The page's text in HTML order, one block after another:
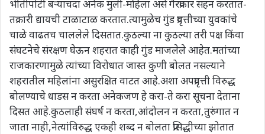
भीतीपोटी बऱ्याचदा अनेक मुली-महिला असे गैरप्रकार सहन करतात-
तक्रारी द्यायची टाळाटाळ करतात.त्यामुळेच गुंड प्रवृत्तीच्या युवकांचे
चाळे वाढतच चाललेले दिसतात.कुठल्या ना कुठल्या तरी पक्ष किंवा
संघटनेचे संरक्षण घेऊन शहरात काही गुंड माजलेले आहेत.मतांच्या
राजकारणामुळे त्यांच्या विरोधात जास्त कुणी बोलत नसल्याने
शहरातील महिलांना असुरक्षित वाटत आहे.अशा अपप्रवृत्ती विरुद्ध
बोलण्याचे धाडस न करता अनेकजण हे करा-ते करा सूचना देताना
दिसत आहे.कुठलाही संघर्ष न करता,आंदोलन न करता,तुरुंगात न
जाता नाही,नेत्यांविरुद्ध एकही शब्द न बोलता प्रसिद्धीच्या झोतात